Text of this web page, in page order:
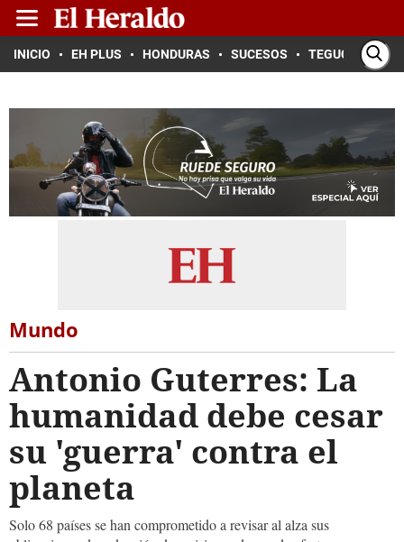
INICIO EH PLUS HONDURAS SUCESOS TEGUCIGALPA
Mundo
Antonio Guterres: La
humanidad debe cesar
su 'guerra' contra el
planeta
Solo 68 países se han comprometido a revisar al alza sus